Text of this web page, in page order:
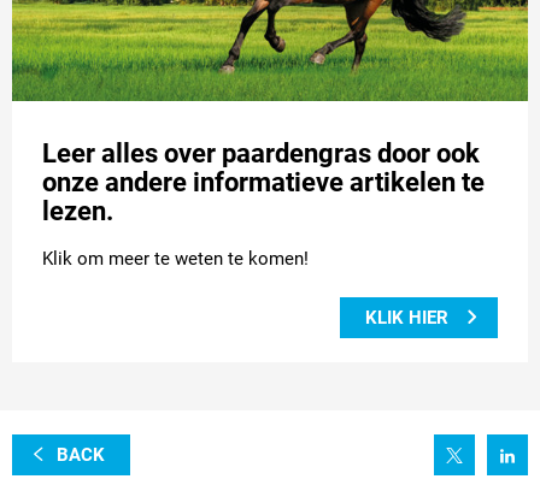
Leer alles over paardengras door ook
onze andere informatieve artikelen te
lezen.
Klik om meer te weten te komen!
KLIK HIER
BACK